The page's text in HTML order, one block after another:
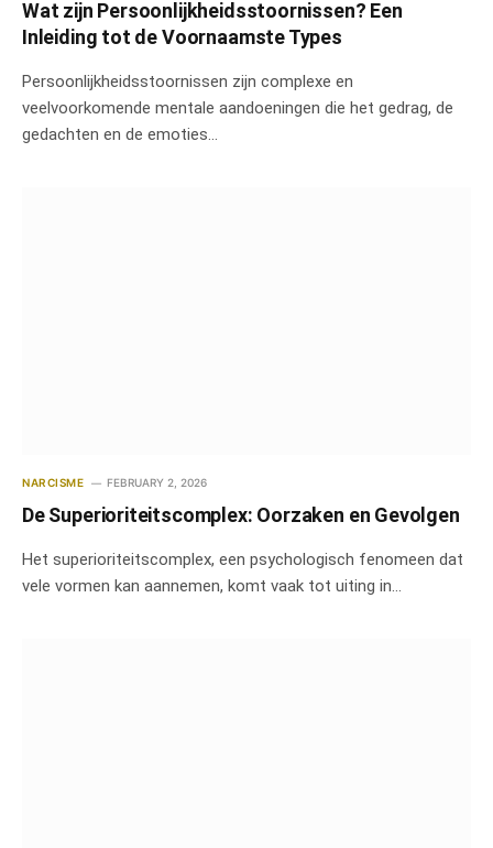
Wat zijn Persoonlijkheidsstoornissen? Een
Inleiding tot de Voornaamste Types
Persoonlijkheidsstoornissen zijn complexe en
veelvoorkomende mentale aandoeningen die het gedrag, de
gedachten en de emoties…
NARCISME FEBRUARY 2, 2026
De Superioriteitscomplex: Oorzaken en Gevolgen
Het superioriteitscomplex, een psychologisch fenomeen dat
vele vormen kan aannemen, komt vaak tot uiting in…